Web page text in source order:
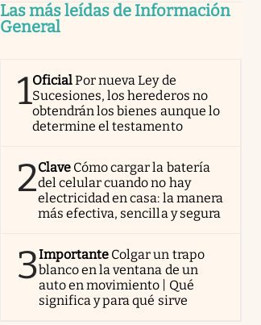
Las más leídas de Información
General
1OficialPor nueva Ley de
Sucesiones, los herederos no
obtendrán los bienes aunque lo
determine el testamento
2Clave Cómo cargar la batería
del celular cuando no hay
electricidad en casa: la manera
más efectiva, sencilla y segura
3Importante Colgar un trapo
blanco en la ventana de un
auto en movimiento | Qué
significa y para qué sirve